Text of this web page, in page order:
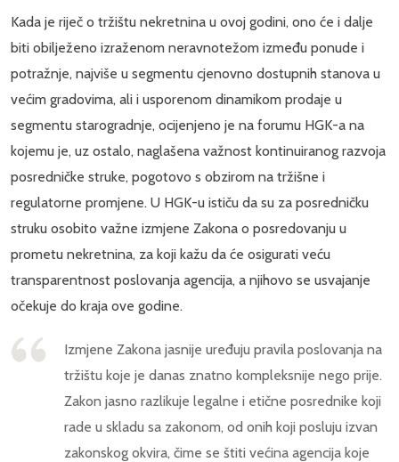
Kada je riječ o tržištu nekretnina u ovoj godini, ono će i dalje
biti obilježeno izraženom neravnotežom između ponude i
potražnje, najviše u segmentu cjenovno dostupnih stanova u
većim gradovima, ali i usporenom dinamikom prodaje u
segmentu starogradnje, ocijenjeno je na forumu HGK-a na
kojemu je, uz ostalo, naglašena važnost kontinuiranog razvoja
posredničke struke, pogotovo s obzirom na tržišne i
regulatorne promjene. U HGK-u ističu da su za posredničku
struku osobito važne izmjene Zakona o posredovanju u
prometu nekretnina, za koji kažu da će osigurati veću
transparentnost poslovanja agencija, a njihovo se usvajanje
očekuje do kraja ove godine.
Izmjene Zakona jasnije uređuju pravila poslovanja na
tržištu koje je danas znatno kompleksnije nego prije.
Zakon jasno razlikuje legalne i etične posrednike koji
rade u skladu sa zakonom, od onih koji posluju izvan
zakonskog okvira, čime se štiti većina agencija koje